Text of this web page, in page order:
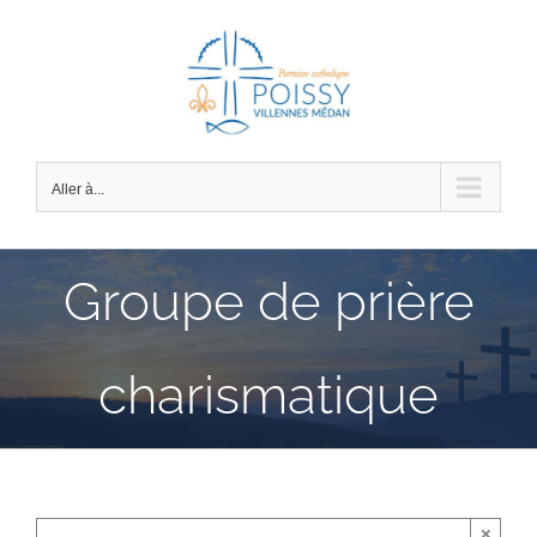
Aller à...
Groupe de prière
charismatique
×